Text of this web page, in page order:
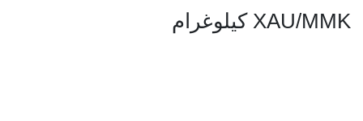
XAU/MMK كيلوغرام